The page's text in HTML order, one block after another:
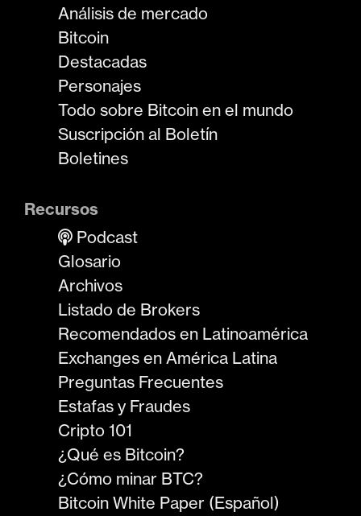
Análisis de mercado
Bitcoin
Destacadas
Personajes
Todo sobre Bitcoin en el mundo
Suscripción al Boletín
Boletines
Recursos
Podcast
Glosario
Archivos
Listado de Brokers
Recomendados en Latinoamérica
Exchanges en América Latina
Preguntas Frecuentes
Estafas y Fraudes
Cripto 101
¿Qué es Bitcoin?
¿Cómo minar BTC?
Bitcoin White Paper (Español)